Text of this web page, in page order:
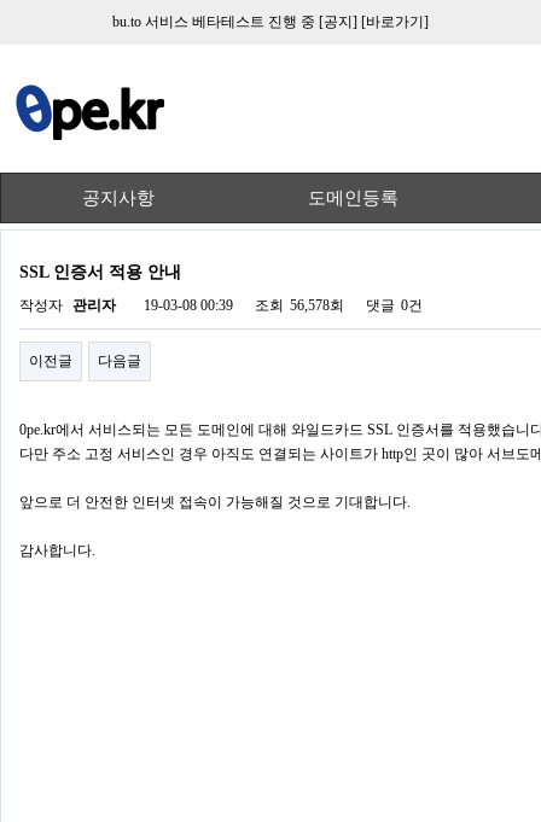
bu.to 서비스 베타테스트 진행 중 [공지] [바로가기]
공지사항 도메인등록
SSL 인증서 적용 안내
작성자 관리자 19-03-08 00:39 조회 56,578회 댓글 0건
이전글 다음글
0pe.kr에서 서비스되는 모든 도메인에 대해 와일드카드 SSL 인증서를 적용했습니
다만 주소 고정 서비스인 경우 아직도 연결되는 사이트가 http인 곳이 많아 서브
앞으로 더 안전한 인터넷 접속이 가능해질 것으로 기대합니다.
감사합니다.​